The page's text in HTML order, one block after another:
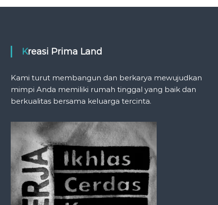
Kreasi Prima Land
Kami turut membangun dan berkarya mewujudkan
mimpi Anda memiliki rumah tinggal yang baik dan
berkualitas bersama keluarga tercinta.